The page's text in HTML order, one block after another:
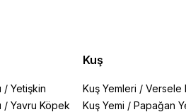
/Yetişkin
/Yavru Köpek
Kuş
Kuş Yemleri / Versele
Kuş Yemi / Papağan